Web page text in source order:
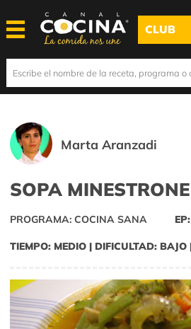
CLUB
Marta Aranzadi
SOPA MINESTRONE
PROGRAMA: COCINA SANA
TIEMPO: MEDIO | DIFICULTAD: BAJO